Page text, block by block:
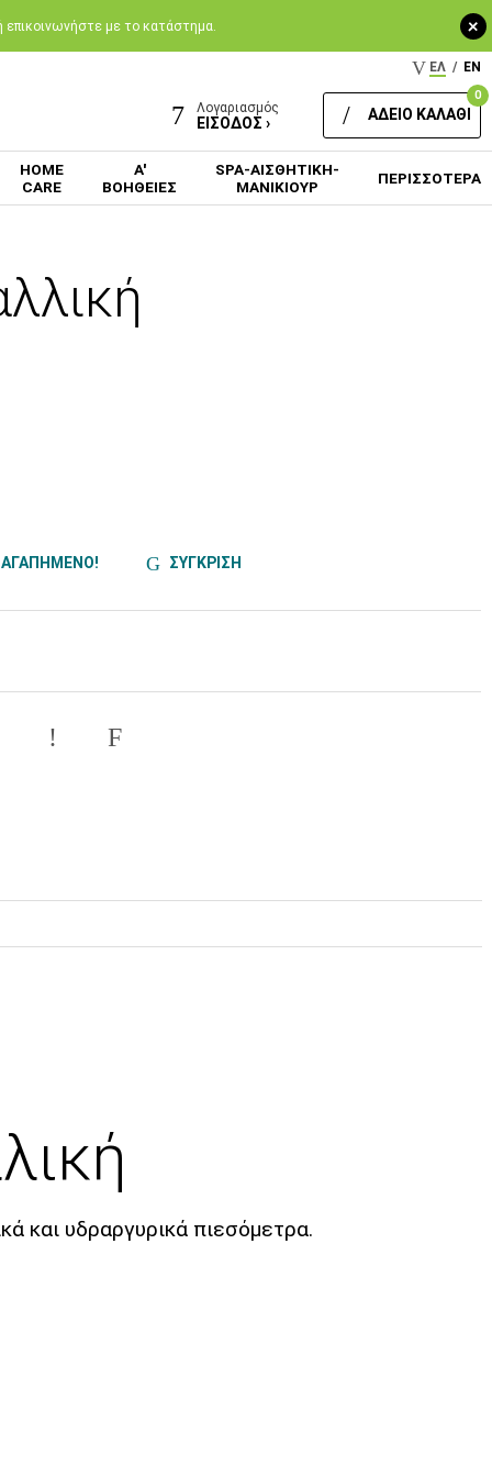
+
επικοινωνήστε με το κατάστημα.
ΕΛ / EN
Λογαριασμός
ΕΙΣΟΔΟΣ ›
0
ΑΔΕΙΟ ΚΑΛΑΘΙ
HOME
CARE
Α'
ΒΟΗΘΕΙΕΣ
SPA-ΑΙΣΘΗΤΙΚΗ-
ΜΑΝΙΚΙΟΥΡ
ΠΕΡΙΣΣΟΤΕΡΑ
ΣΥΓΚΡΙΣΗ
και υδραργυρικά πιεσόμετρα.